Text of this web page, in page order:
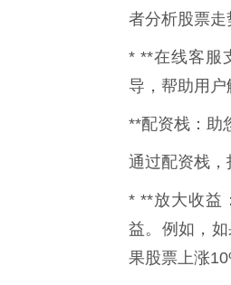
者分析股票走
* **在线客服
导，帮助用户
**配资栈：助
通过配资栈，
* **放大收益
益。例如，
果股票上涨